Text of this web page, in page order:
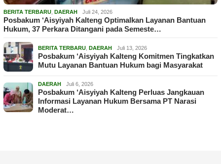
BERITA TERBARU DAERAH Juli 24, 2026
Posbakum ‘Aisyiyah Kalteng Optimalkan Layanan Bantuan
Hukum, 37 Perkara Ditangani pada Semeste…
BERITA TERBARU DAERAH Juli 13, 2026
Posbakum ‘Aisyiyah Kalteng Komitmen Tingkatkan
Mutu Layanan Bantuan Hukum bagi Masyarakat
DAERAH Juli 6, 2026
Posbakum ‘Aisyiyah Kalteng Perluas Jangkauan
Informasi Layanan Hukum Bersama PT Narasi
Moderat…